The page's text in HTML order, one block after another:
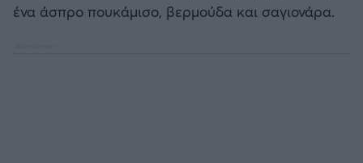
ένα άσπρο πουκάμισο, βερμούδα και σαγιονάρα.